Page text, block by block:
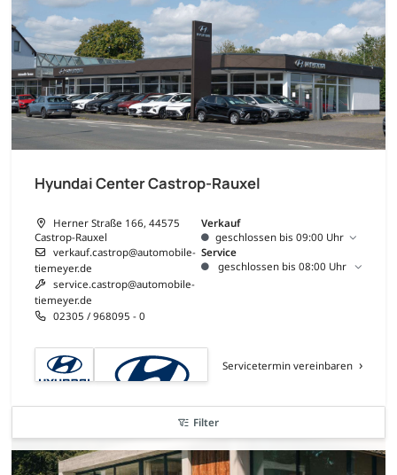
Hyundai Center Castrop-Rauxel
Herner Straße 166, 44575
Castrop-Rauxel
verkauf.castrop@automobile-
tiemeyer.de
service.castrop@automobile-
tiemeyer.de
02305 / 968095 - 0
Verkauf
geschlossen bis 09:00 Uhr
Service
geschlossen bis 08:00 Uhr
Servicetermin vereinbaren
Filter